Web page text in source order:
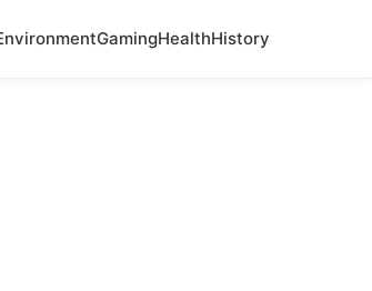
GamingHealthHistory